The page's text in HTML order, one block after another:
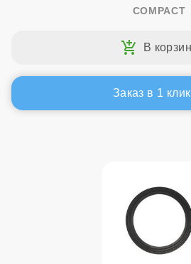
COMPACT
Заказ в 1 клик